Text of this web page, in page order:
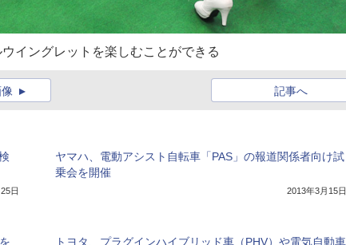
イングレットを楽しむことができる
記事へ
日
ヤマハ、電動アシスト自転車「PAS」の報道関係者向け試
乗会を開催
2013年3月15日
トヨタ、プラグインハイブリッド車（PHV）や電気自動車